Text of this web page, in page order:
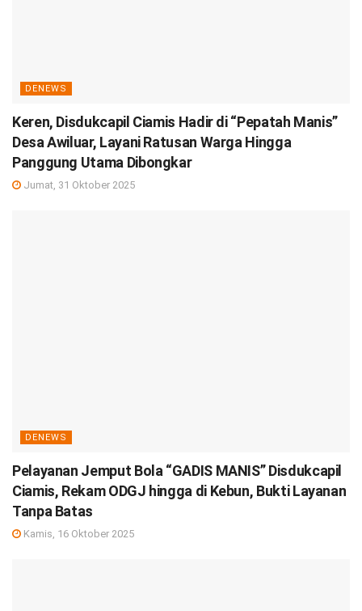
DENEWS
Keren, Disdukcapil Ciamis Hadir di “Pepatah Manis”
Desa Awiluar, Layani Ratusan Warga Hingga
Panggung Utama Dibongkar
Jumat, 31 Oktober 2025
DENEWS
Pelayanan Jemput Bola “GADIS MANIS” Disdukcapil
Ciamis, Rekam ODGJ hingga di Kebun, Bukti Layanan
Tanpa Batas
Kamis, 16 Oktober 2025